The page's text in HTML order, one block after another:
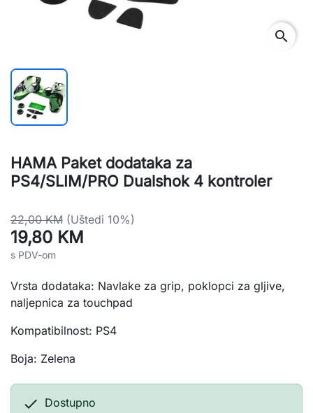
search
HAMA Paket dodataka za
PS4/SLIM/PRO Dualshok 4 kontroler
22,00 KM (Uštedi 10%)
19,80 KM
s PDV-om
Vrsta dodataka: Navlake za grip, poklopci za gljive,
naljepnica za touchpad
Kompatibilnost: PS4
Boja: Zelena
 Dostupno